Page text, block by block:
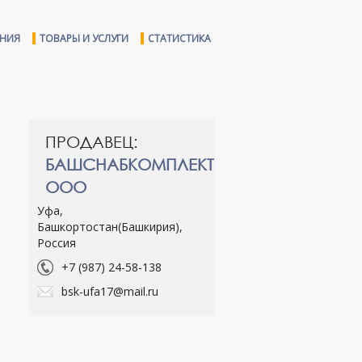
ТОВАРЫ И УСЛУГИ СТАТИСТИКА
ПРОДАВЕЦ:
БАШСНАБКОМПЛЕКТ
ООО
Уфа,
Башкортостан(Башкирия),
Россия
+7 (987) 24-58-138
bsk-ufa17@mail.ru